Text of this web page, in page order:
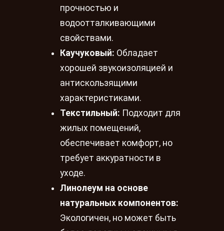
прочностью и
водоотталкивающими
свойствами.
Каучуковый: Обладает
хорошей звукоизоляцией и
антискользящими
характеристиками.
Текстильный: Подходит для
жилых помещений,
обеспечивает комфорт, но
требует аккуратности в
уходе.
Линолеум на основе
натуральных компонентов:
Экологичен, но может быть